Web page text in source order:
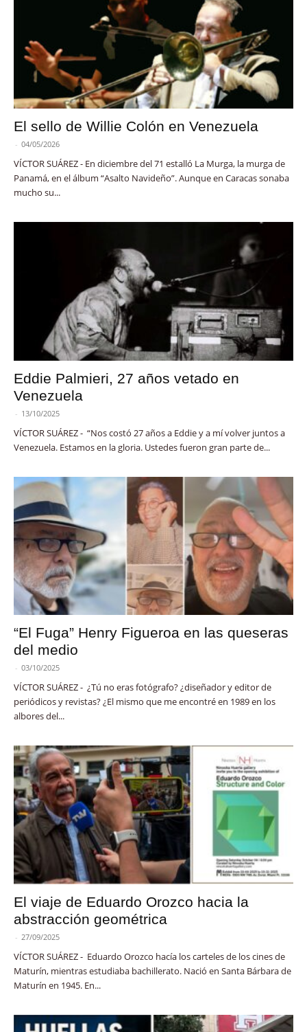
El sello de Willie Colón en Venezuela
- 04/05/2026
VÍCTOR SUÁREZ - En diciembre del 71 estalló La Murga, la murga de
Panamá, en el álbum “Asalto Navideño”. Aunque en Caracas sonaba
mucho su...
Eddie Palmieri, 27 años vetado en
Venezuela
- 13/10/2025
VÍCTOR SUÁREZ - “Nos costó 27 años a Eddie y a mí volver juntos a
Venezuela. Estamos en la gloria. Ustedes fueron gran parte de...
“El Fuga” Henry Figueroa en las queseras
del medio
- 03/10/2025
VÍCTOR SUÁREZ - ¿Tú no eras fotógrafo? ¿diseñador y editor de
periódicos y revistas? ¿El mismo que me encontré en 1989 en los
albores del...
El viaje de Eduardo Orozco hacia la
abstracción geométrica
- 27/09/2025
VÍCTOR SUÁREZ - Eduardo Orozco hacía los carteles de los cines de
Maturín, mientras estudiaba bachillerato. Nació en Santa Bárbara de
Maturín en 1945. En...